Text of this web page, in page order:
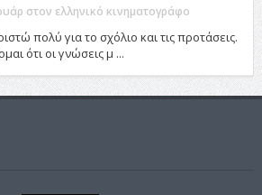
στον ελληνικό κινηματογράφο
πολύ για το σχόλιο και τις προτάσεις.
ότι οι γνώσεις μ ...